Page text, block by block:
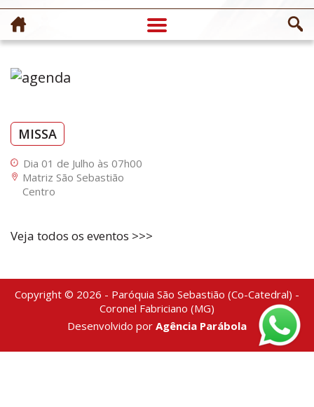
MISSA
Dia 01 de Julho às 07h00
Matriz São Sebastião
Centro
Veja todos os eventos >>>
Copyright © 2026 - Paróquia São Sebastião (Co-Catedral) -
Coronel Fabriciano (MG)
Desenvolvido por Agência Parábola